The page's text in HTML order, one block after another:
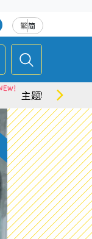
繁简
主题特集